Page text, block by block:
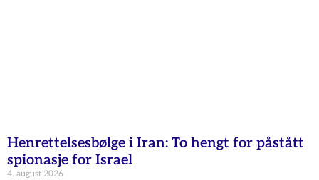
Henrettelsesbølge i Iran: To hengt for påstått
spionasje for Israel
4. august 2026